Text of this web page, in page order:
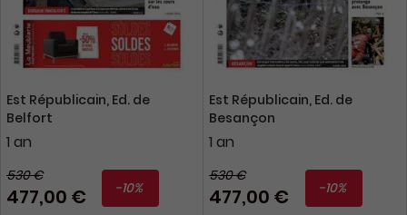
Est Républicain, Ed. de
Belfort
1 an
530 €
477,00 € -10%
Est Républicain, Ed. de
Besançon
1 an
530 €
477,00 € -10%